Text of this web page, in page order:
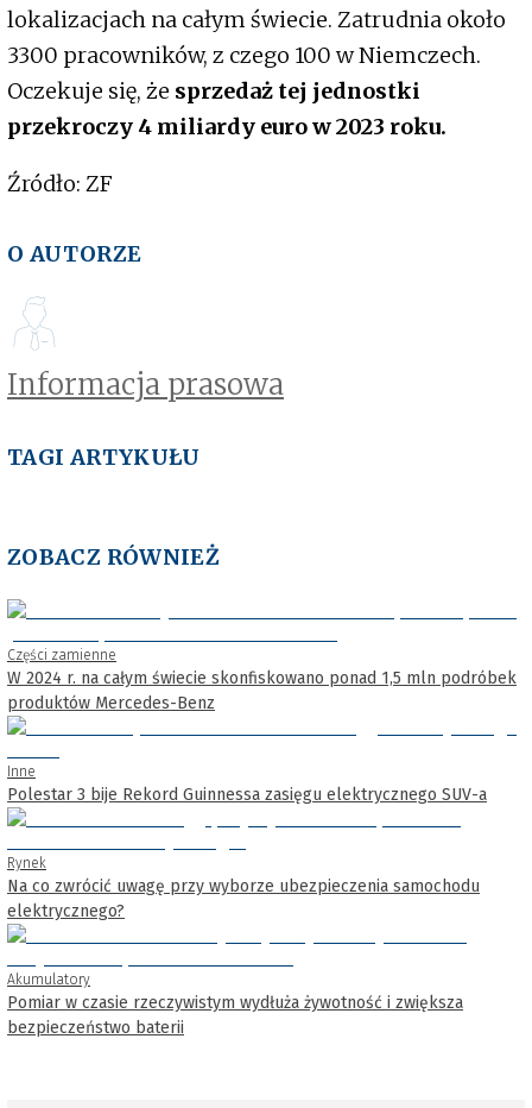
lokalizacjach na całym świecie. Zatrudnia około
3300 pracowników, z czego 100 w Niemczech.
Oczekuje się, że sprzedaż tej jednostki
przekroczy 4 miliardy euro w 2023 roku.
Źródło: ZF
O AUTORZE
Informacja prasowa
TAGI ARTYKUŁU
ZOBACZ RÓWNIEŻ
Części zamienne
W 2024 r. na całym świecie skonfiskowano ponad 1,5 mln podróbek
produktów Mercedes-Benz
Inne
Polestar 3 bije Rekord Guinnessa zasięgu elektrycznego SUV-a
Rynek
Na co zwrócić uwagę przy wyborze ubezpieczenia samochodu
elektrycznego?
Akumulatory
Pomiar w czasie rzeczywistym wydłuża żywotność i zwiększa
bezpieczeństwo baterii